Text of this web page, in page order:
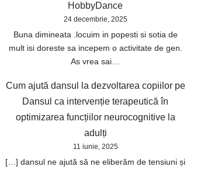
HobbyDance
24 decembrie, 2025
Buna dimineata .locuim in popesti si sotia de
mult isi doreste sa incepem o activitate de gen.
As vrea sai…
Cum ajută dansul la dezvoltarea copiilorpe
Dansul ca intervenție terapeutică în
optimizarea funcțiilor neurocognitive la
adulți
11 iunie, 2025
[…] dansul ne ajută să ne eliberăm de tensiuni și